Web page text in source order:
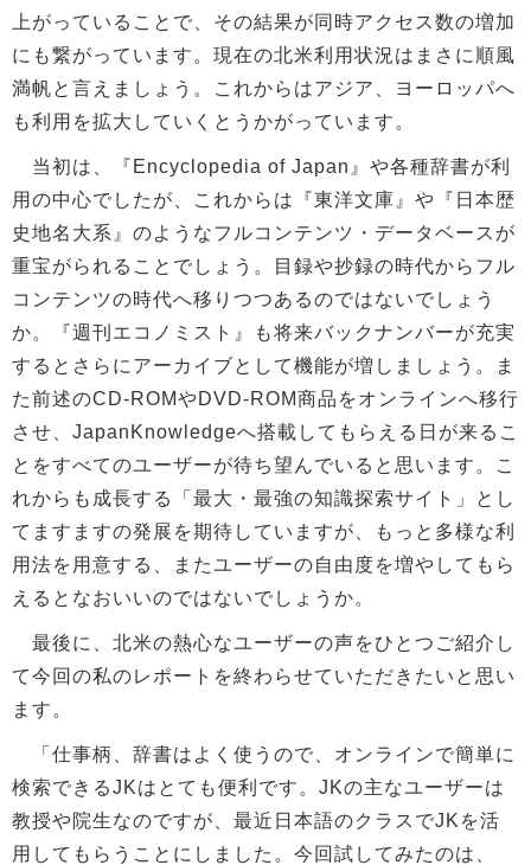
上がっていることで、その結果が同時アクセス数の増加
にも繋がっています。現在の北米利用状況はまさに順風
満帆と言えましょう。これからはアジア、ヨーロッパへ
も利用を拡大していくとうかがっています。
当初は、『Encyclopedia of Japan』や各種辞書が利
用の中心でしたが、これからは『東洋文庫』や『日本歴
史地名大系』のようなフルコンテンツ・データベースが
重宝がられることでしょう。目録や抄録の時代からフル
コンテンツの時代へ移りつつあるのではないでしょう
か。『週刊エコノミスト』も将来バックナンバーが充実
するとさらにアーカイブとして機能が増しましょう。ま
た前述のCD-ROMやDVD-ROM商品をオンラインへ移行
させ、JapanKnowledgeへ搭載してもらえる日が来るこ
とをすべてのユーザーが待ち望んでいると思います。こ
れからも成長する「最大・最強の知識探索サイト」とし
てますますの発展を期待していますが、もっと多様な利
用法を用意する、またユーザーの自由度を増やしてもら
えるとなおいいのではないでしょうか。
最後に、北米の熱心なユーザーの声をひとつご紹介し
て今回の私のレポートを終わらせていただきたいと思い
ます。
「仕事柄、辞書はよく使うので、オンラインで簡単に
検索できるJKはとても便利です。JKの主なユーザーは
教授や院生なのですが、最近日本語のクラスでJKを活
用してもらうことにしました。今回試してみたのは、